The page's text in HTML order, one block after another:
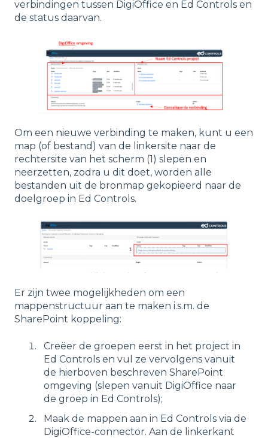
verbindingen tussen DigiOffice en Ed Controls en
de status daarvan.
Om een nieuwe verbinding te maken, kunt u een
map (of bestand) van de linkersite naar de
rechtersite van het scherm (1) slepen en
neerzetten, zodra u dit doet, worden alle
bestanden uit de bronmap gekopieerd naar de
doelgroep in Ed Controls.
Er zijn twee mogelijkheden om een
mappenstructuur aan te maken i.s.m. de
SharePoint koppeling:
Creëer de groepen eerst in het project in
Ed Controls en vul ze vervolgens vanuit
de hierboven beschreven SharePoint
omgeving (slepen vanuit DigiOffice naar
de groep in Ed Controls);
Maak de mappen aan in Ed Controls via de
DigiOffice-connector. Aan de linkerkant